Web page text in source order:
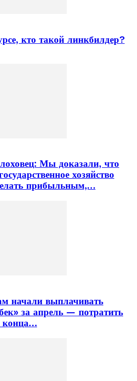
кто такой линкбилдер?
Мы доказали, что
хозяйство
прибыльным,…
начали выплачивать
за апрель — потратить
конца…